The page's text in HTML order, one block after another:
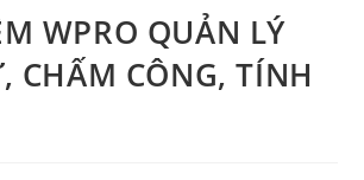
WPRO QUẢN LÝ
CHẤM CÔNG, TÍNH